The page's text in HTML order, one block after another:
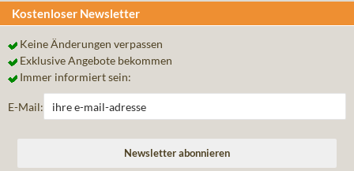
Kostenloser Newsletter
Keine Änderungen verpassen
Exklusive Angebote bekommen
Immer informiert sein:
E-Mail: